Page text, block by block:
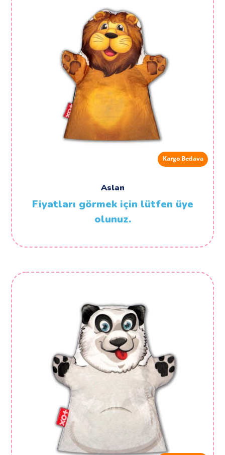
Kargo Bedava
Aslan
Fiyatları görmek için lütfen üye
olunuz.